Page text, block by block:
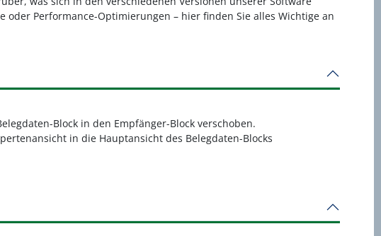
oder Performance-Optimierungen – hier finden Sie alles Wichtige an
Block in den Empfänger-Block verschoben.
in die Hauptansicht des Belegdaten-Blocks